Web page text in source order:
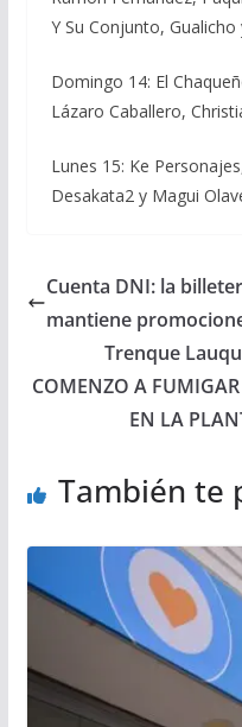
Y Su Conjunto, Gualicho
Domingo 14: El
Lázaro Caballero,
Lunes 15: Ke
Desakata2 y Magui
Cuenta DNI: la
mantiene
Trenque
COMENZO A
EN LA
También te